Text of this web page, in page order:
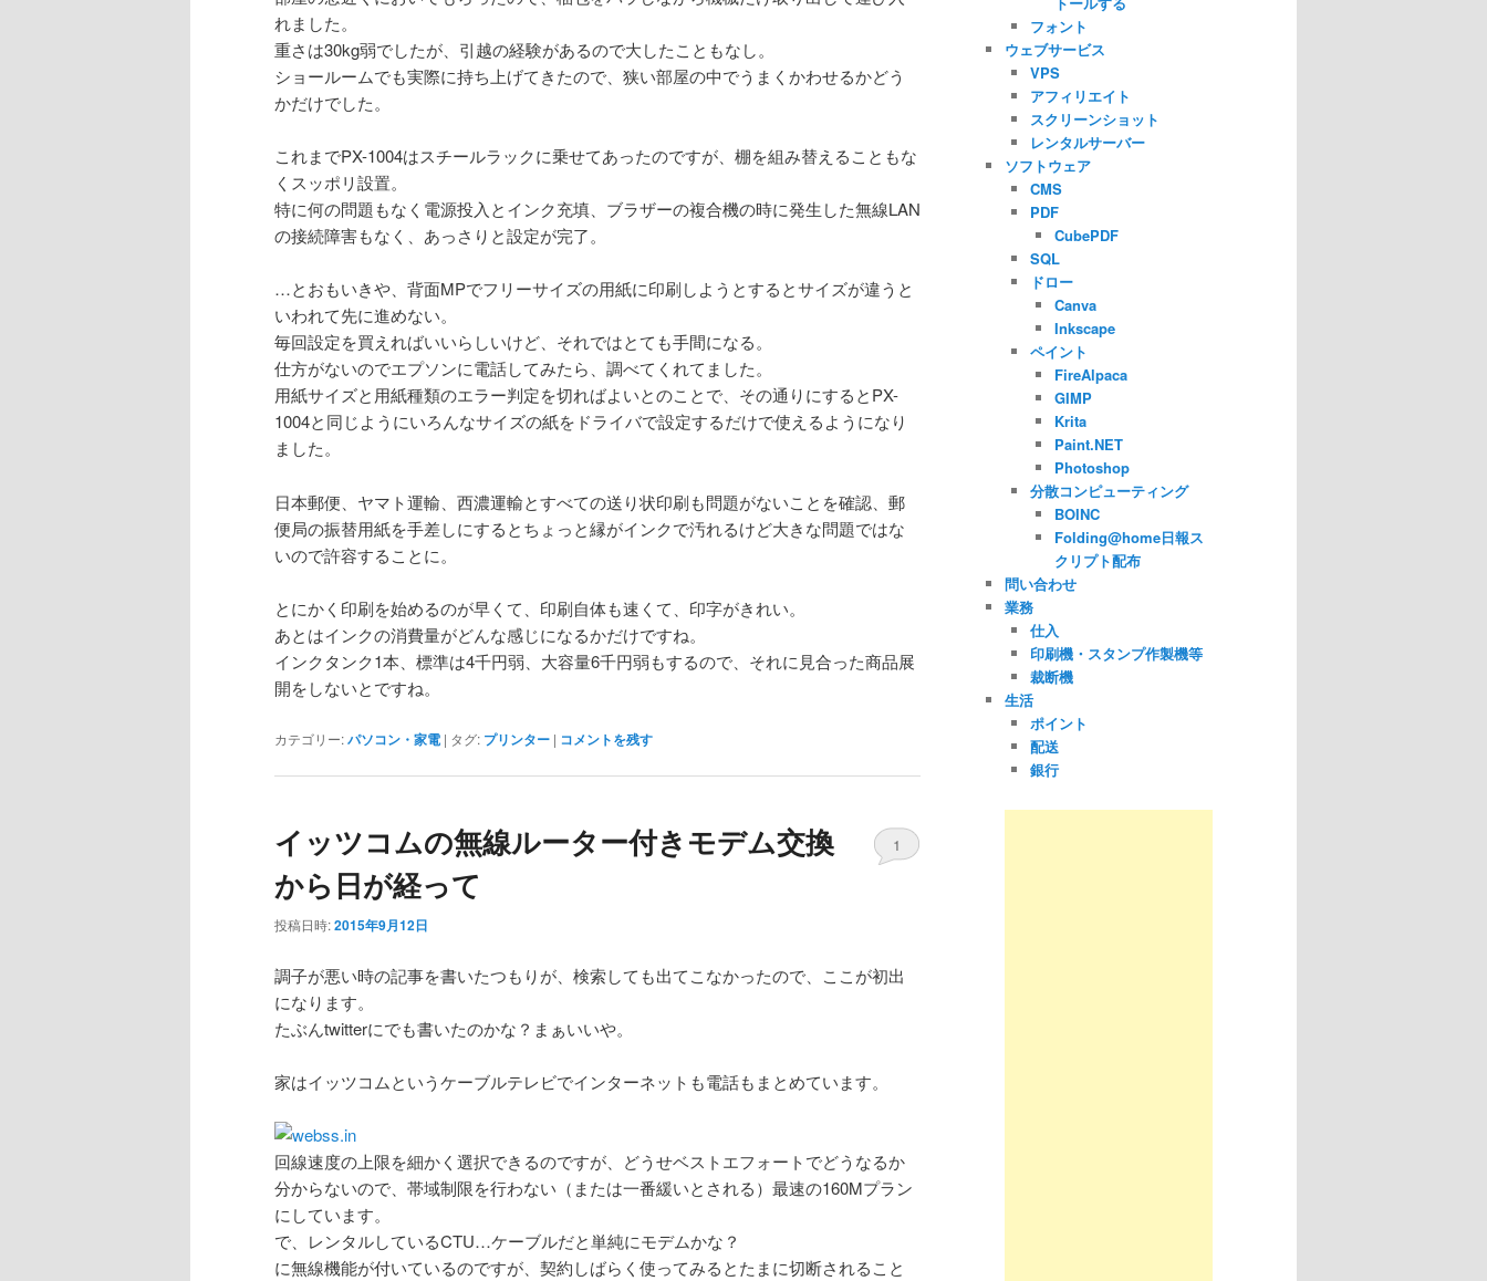
れました。
重さは30kg弱でしたが、引越の経験があるので大したこともなし。
ショールームでも実際に持ち上げてきたので、狭い部屋の中でうまくかわせるかどう
かだけでした。
これまでPX-1004はスチールラックに乗せてあったのですが、棚を組み替えることもな
くスッポリ設置。
特に何の問題もなく電源投入とインク充填、ブラザーの複合機の時に発生した無線LAN
の接続障害もなく、あっさりと設定が完了。
…とおもいきや、背面MPでフリーサイズの用紙に印刷しようとするとサイズが違うと
いわれて先に進めない。
毎回設定を買えればいいらしいけど、それではとても手間になる。
仕方がないのでエプソンに電話してみたら、調べてくれてました。
用紙サイズと用紙種類のエラー判定を切ればよいとのことで、その通りにするとPX-
1004と同じようにいろんなサイズの紙をドライバで設定するだけで使えるようになり
ました。
日本郵便、ヤマト運輸、西濃運輸とすべての送り状印刷も問題がないことを確認、郵
便局の振替用紙を手差しにするとちょっと縁がインクで汚れるけど大きな問題ではな
いので許容することに。
とにかく印刷を始めるのが早くて、印刷自体も速くて、印字がきれい。
あとはインクの消費量がどんな感じになるかだけですね。
インクタンク1本、標準は4千円弱、大容量6千円弱もするので、それに見合った商品展
開をしないとですね。
カテゴリー:パソコン・家電 | タグ: プリンター | コメントを残す
イッツコムの無線ルーター付きモデム交換
から日が経って
投稿日時:2015年9月12日
1
調子が悪い時の記事を書いたつもりが、検索しても出てこなかったので、ここが初出
になります。
たぶんtwitterにでも書いたのかな？まぁいいや。
家はイッツコムというケーブルテレビでインターネットも電話もまとめています。
回線速度の上限を細かく選択できるのですが、どうせベストエフォートでどうなるか
分からないので、帯域制限を行わない（または一番緩いとされる）最速の160Mプラン
にしています。
で、レンタルしているCTU…ケーブルだと単純にモデムかな？
に無線機能が付いているのですが、契約しばらく使ってみるとたまに切断されること
フォント
ウェブサービス
VPS
アフィリエイト
スクリーンショット
レンタルサーバー
ソフトウェア
CMS
PDF
CubePDF
SQL
ドロー
Canva
Inkscape
ペイント
FireAlpaca
GIMP
Krita
Paint.NET
Photoshop
分散コンピューティング
BOINC
Folding@home日報ス
クリプト配布
問い合わせ
業務
仕入
印刷機・スタンプ作製機等
裁断機
生活
ポイント
配送
銀行